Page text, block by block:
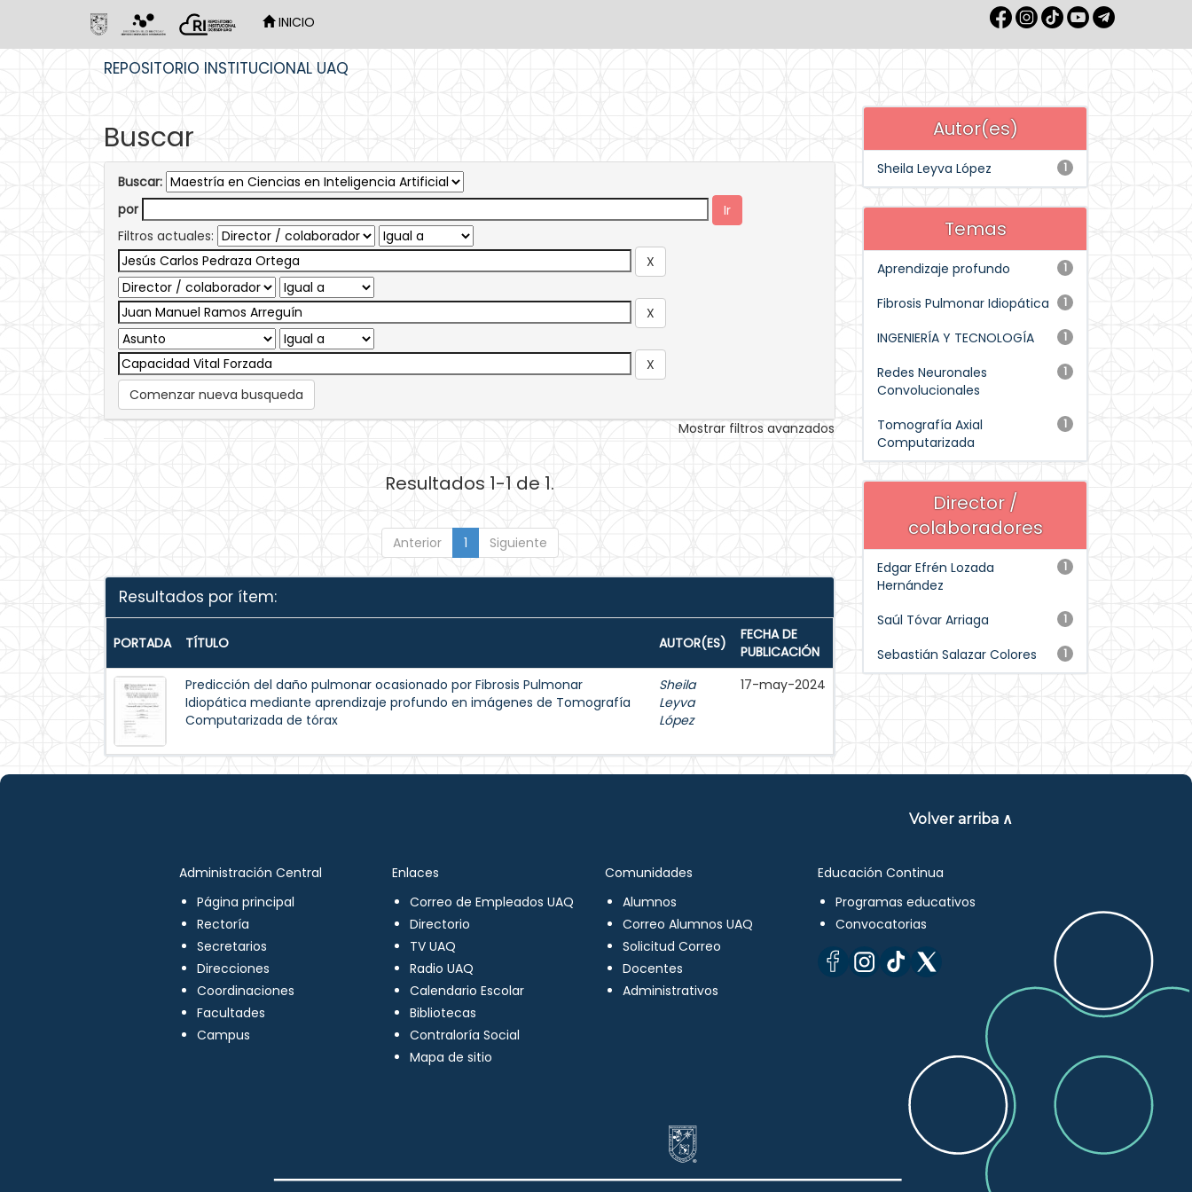
INICIO
REPOSITORIO INSTITUCIONAL UAQ
Buscar
Buscar:
por
Filtros actuales:
Comenzar nueva busqueda
Mostrar filtros avanzados
Resultados 1-1 de 1.
Anterior 1 Siguiente
Resultados por ítem:
PORTADA TÍTULO AUTOR(ES)
FECHA DE
PUBLICACIÓN
Predicción del daño pulmonar ocasionado por Fibrosis Pulmonar
Idiopática mediante aprendizaje profundo en imágenes de Tomografía
Computarizada de tórax
Sheila
Leyva
López
17-may-2024
Autor(es)
1
Sheila Leyva López
Temas
1
Aprendizaje profundo
1
Fibrosis Pulmonar Idiopática
1
INGENIERÍA Y TECNOLOGÍA
1
Redes Neuronales
Convolucionales
1
Tomografía Axial
Computarizada
Director /
colaboradores
1
Edgar Efrén Lozada
Hernández
1
Saúl Tóvar Arriaga
1
Sebastián Salazar Colores
Volver arriba ∧
Administración Central
Página principal
Rectoría
Secretarios
Direcciones
Coordinaciones
Facultades
Campus
Enlaces
Correo de Empleados UAQ
Directorio
TV UAQ
Radio UAQ
Calendario Escolar
Bibliotecas
Contraloría Social
Mapa de sitio
Comunidades
Alumnos
Correo Alumnos UAQ
Solicitud Correo
Docentes
Administrativos
Educación Continua
Programas educativos
Convocatorias